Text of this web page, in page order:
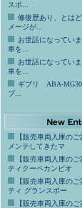
スポ...
修復歴あり、とは
メージが...
お世話になってい
車を...
お世話になってい
車を...
ギブリ ABA-
ブ...
【販売車両入庫の
メンテしてきたマ
【販売車両入庫の
ティクーペカンビオ
【販売車両入庫の
ティ グランスポー
【販売車両入庫の